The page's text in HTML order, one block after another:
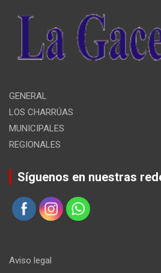
GENERAL
LOS CHARRÚAS
MUNICIPALES
REGIONALES
Síguenos en nuestras
Aviso legal